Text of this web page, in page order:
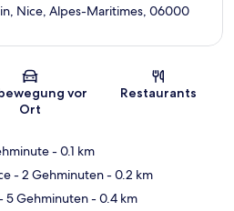
Karte
Nice, Alpes-Maritimes, 06000
vor
Ort
Restaurants
- 0.1 km
- 2 Gehminuten- 0.2 km
5 Gehminuten- 0.4 km